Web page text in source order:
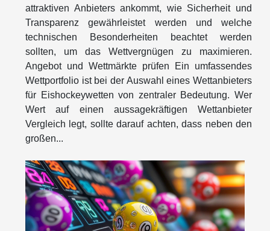
attraktiven Anbieters ankommt, wie Sicherheit und
Transparenz gewährleistet werden und welche
technischen Besonderheiten beachtet werden
sollten, um das Wettvergnügen zu maximieren.
Angebot und Wettmärkte prüfen Ein umfassendes
Wettportfolio ist bei der Auswahl eines Wettanbieters
für Eishockeywetten von zentraler Bedeutung. Wer
Wert auf einen aussagekräftigen Wettanbieter
Vergleich legt, sollte darauf achten, dass neben den
großen...